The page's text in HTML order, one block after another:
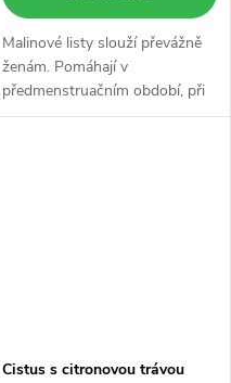
Malinové listy slouží převážně
ženám. Pomáhají v
předmenstruačním období, při
menstruačních obtíží, i během
Cistus s citronovou trávou